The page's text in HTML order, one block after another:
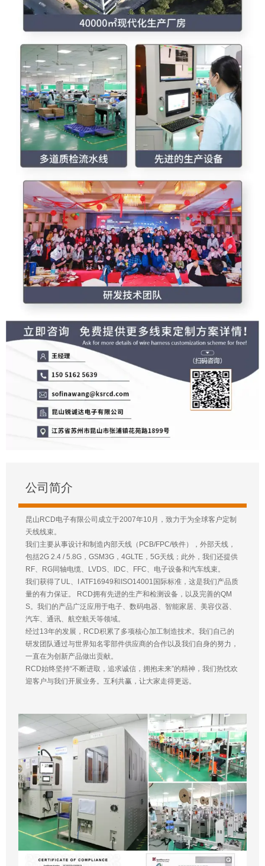
公司简介
昆山RCD电子有限公司成立于2007年10月，致力于为全球客户定制
天线线束。
我们主要从事设计和制造内部天线（PCB/FPC/铁件），外部天线，
包括2G 2.4 / 5.8G，GSM3G，4GLTE，5G天线；此外，我们还提供
RF、RG同轴电缆、LVDS、IDC、FFC、电子设备和汽车线束。
我们获得了UL、I ATF16949和ISO14001国际标准，这是我们产品质
量的有力保证。 RCD拥有先进的生产和检测设备，以及完善的QM
S。我们的产品广泛应用于电子、数码电器、智能家居、美容仪器、
汽车、通讯、航空航天等领域。
经过13年的发展，RCD积累了多项核心加工制造技术。我们自己的
研发团队通过与世界知名零部件供应商的合作以及我们自身的努力，
一直在为创新产品做出贡献。
RCD始终坚持“不断进取，追求诚信，拥抱未来”的精神，我们热忱欢
迎客户与我们开展业务。互利共赢，让大家走得更远。